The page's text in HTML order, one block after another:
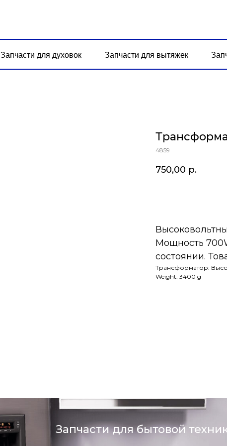
Запчасти для духовок Запчасти для вытяжек
4859
750,00 р.
Мощность
состоянии.
Трансформатор:
Weight: 3400 g
Запчасти для бытовой